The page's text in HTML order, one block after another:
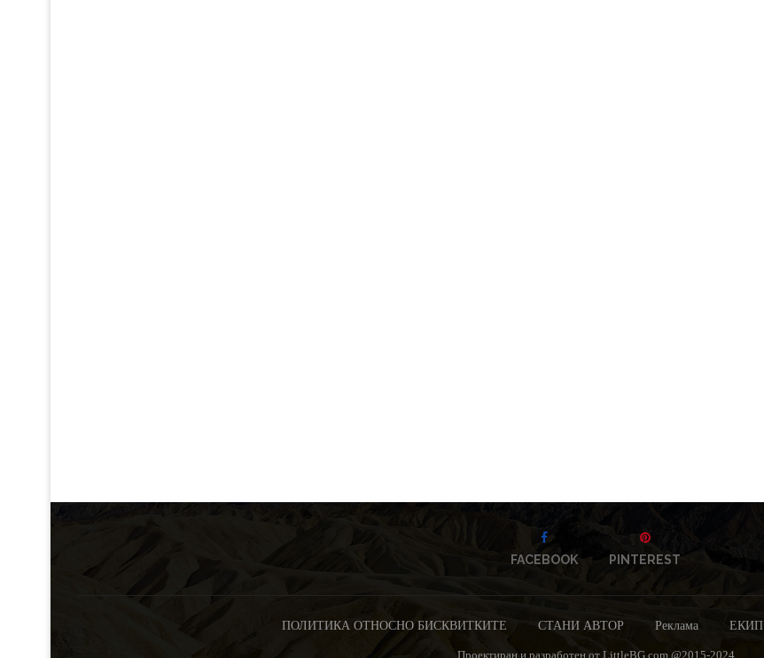
FACEBOOK PINTEREST
ПОЛИТИКА ОТНОСНО БИСКВИТКИТЕ СТАНИ АВТОР Реклама ЕКИП
Проектиран и разработен от LittleBG.com @2015-2024